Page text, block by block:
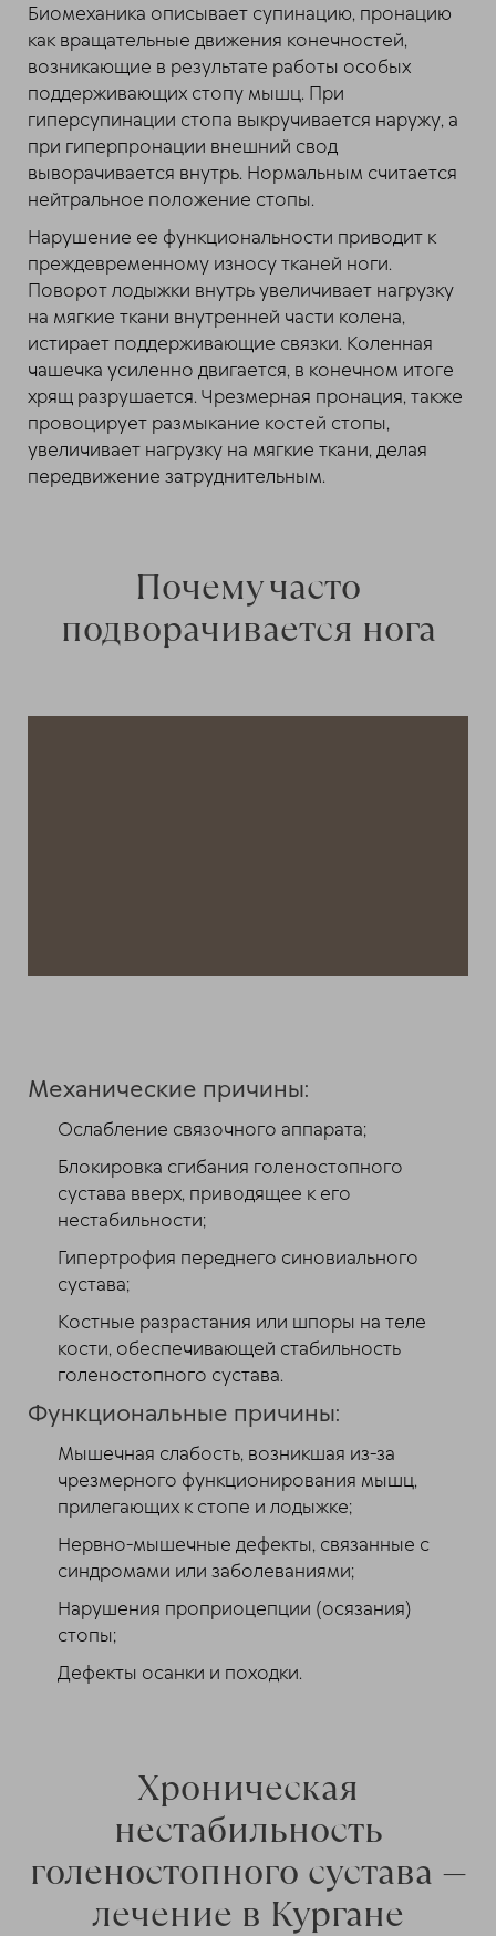
Биомеханика описывает супинацию, пронацию
как вращательные движения конечностей,
возникающие в результате работы особых
поддерживающих стопу мышц. При
гиперсупинации стопа выкручивается наружу, а
при гиперпронации внешний свод
выворачивается внутрь. Нормальным считается
нейтральное положение стопы.
Нарушение ее функциональности приводит к
преждевременному износу тканей ноги.
Поворот лодыжки внутрь увеличивает нагрузку
на мягкие ткани внутренней части колена,
истирает поддерживающие связки. Коленная
чашечка усиленно двигается, в конечном итоге
хрящ разрушается. Чрезмерная пронация, также
провоцирует размыкание костей стопы,
увеличивает нагрузку на мягкие ткани, делая
передвижение затруднительным.
Почему часто
подворачивается нога
Механические причины:
Ослабление связочного аппарата;
Блокировка сгибания голеностопного
сустава вверх, приводящее к его
нестабильности;
Гипертрофия переднего синовиального
сустава;
Костные разрастания или шпоры на теле
кости, обеспечивающей стабильность
голеностопного сустава.
Функциональные причины:
Мышечная слабость, возникшая из-за
чрезмерного функционирования мышц,
прилегающих к стопе и лодыжке;
Нервно-мышечные дефекты, связанные с
синдромами или заболеваниями;
Нарушения проприоцепции (осязания)
стопы;
Дефекты осанки и походки.
Хроническая
нестабильность
голеностопного сустава —
лечение в Кургане